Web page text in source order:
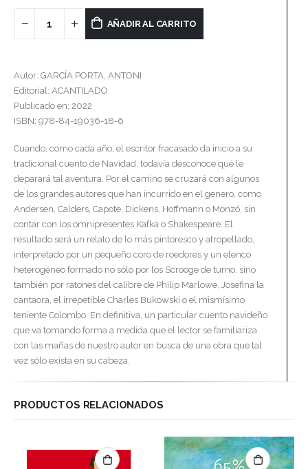
AÑADIR AL CARRITO
Autor: GARCÍA PORTA, ANTONI
Editorial: ACANTILADO
Publicado en: 2022
ISBN: 978-84-19036-18-6
Cuando, como cada año, el escritor fracasado da inicio a su
tradicional cuento de Navidad, todavía desconoce qué le
deparará tal aventura. Por el camino se cruzará con algunos
de los grandes autores que han incurrido en el genero, como
Andersen, Calders, Capote, Dickens, Hoffmann o Monzó, sin
contar con los omnipresentes Kafka o Shakespeare. El
resultado será un relato de lo más pintoresco y atropellado,
interpretado por un pequeño coro de roedores y un elenco
heterogéneo formado no sólo por los Scrooge de turno, sino
también por ratones del calibre de Philip Marlowe, Josefina la
cantaora, el irrepetible Charles Bukowski o el mismísimo
teniente Colombo. En definitiva, un particular cuento navideño
que va tomando forma a medida que el lector se familiariza
con las mañas de nuestro autor en busca de una obra que tal
vez sólo exista en su cabeza.
PRODUCTOS RELACIONADOS